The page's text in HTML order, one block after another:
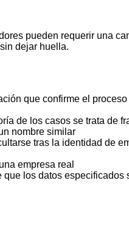
pueden requerir una
dejar huella.
que confirme el
de los casos se trata de
nombre similar
tras la identidad de
empresa real
los datos